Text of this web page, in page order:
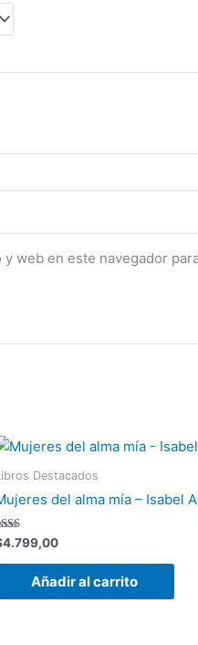
web en este navegador
Destacados
del alma mía – Isabel
4.799,00
Añadir al carrito